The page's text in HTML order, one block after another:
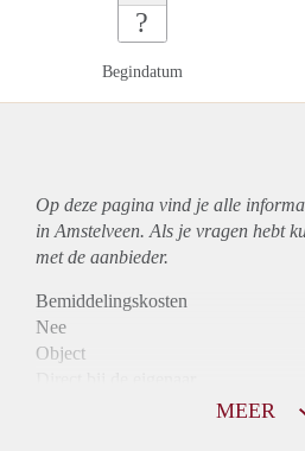
?
Begindatum
Op deze pagina vind je alle
in Amstelveen. Als je vragen hebt
met de aanbieder.
Bemiddelingskosten
Nee
Object
MEER